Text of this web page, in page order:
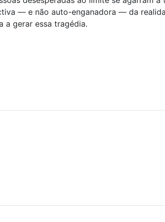
— e não auto-enganadora — da
a gerar essa tragédia.